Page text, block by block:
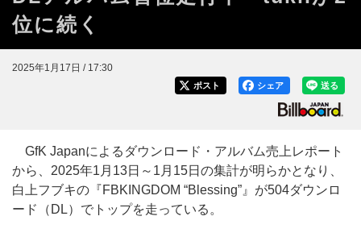
位に続く
2025年1月17日 / 17:30
送る
シェア
ポスト
GfK Japanによるダウンロード・アルバム売上レポート
から、2025年1月13日～1月15日の集計が明らかとなり、
白上フブキの『FBKINGDOM “Blessing”』が504ダウンロ
ード（DL）でトップを走っている。